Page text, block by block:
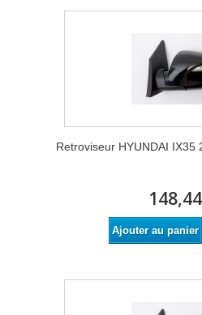
Retroviseur HYUNDAI IX35
Ajouter au panier